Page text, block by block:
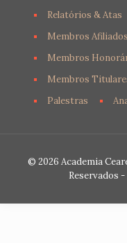
Relatórios & Atas
Membros Afiliados
Membros
Membros
Palestras
© 2026 Academia
Reservados